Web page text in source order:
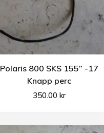
Polaris 800 SKS 155” -17
Knapp perc
350.00kr